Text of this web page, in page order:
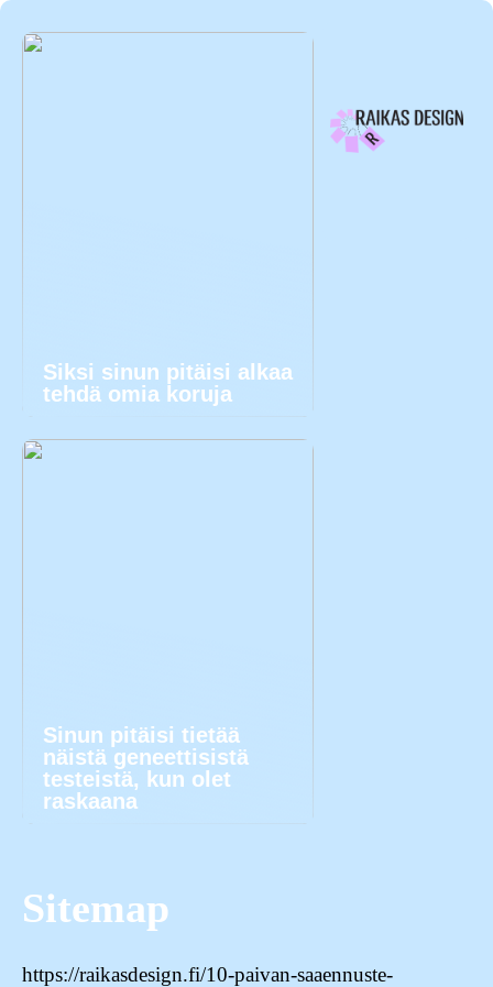
Siksi sinun pitäisi alkaa
tehdä omia koruja
Sinun pitäisi tietää
näistä geneettisistä
testeistä, kun olet
raskaana
Sitemap
https://raikasdesign.fi/10-paivan-saaennuste-